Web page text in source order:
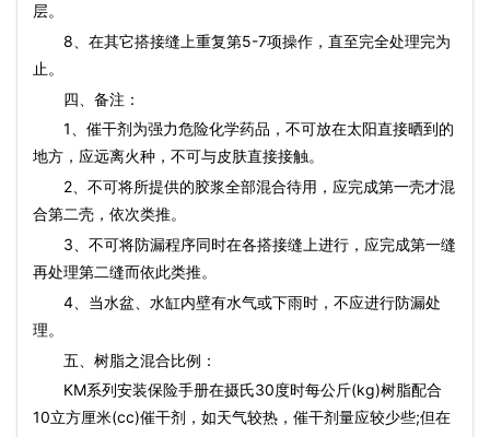
层。
8、在其它搭接缝上重复第5-7项操作，直至完全处理完为
止。
四、备注：
1、催干剂为强力危险化学药品，不可放在太阳直接晒到的
地方，应远离火种，不可与皮肤直接接触。
2、不可将所提供的胶浆全部混合待用，应完成第一壳才混
合第二壳，依次类推。
3、不可将防漏程序同时在各搭接缝上进行，应完成第一缝
再处理第二缝而依此类推。
4、当水盆、水缸内壁有水气或下雨时，不应进行防漏处
理。
五、树脂之混合比例：
KM系列安装保险手册在摄氏30度时每公斤(kg)树脂配合
10立方厘米(cc)催干剂，如天气较热，催干剂量应较少些;但在